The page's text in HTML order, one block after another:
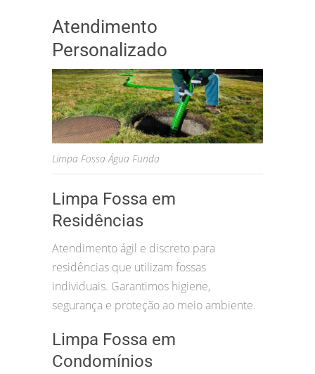
Atendimento
Personalizado
Limpa Fossa Água Funda
Limpa Fossa em
Residências
Atendimento ágil e discreto para
residências que utilizam fossas
individuais. Garantimos higiene,
segurança e proteção ao meio ambiente.
Limpa Fossa em
Condomínios